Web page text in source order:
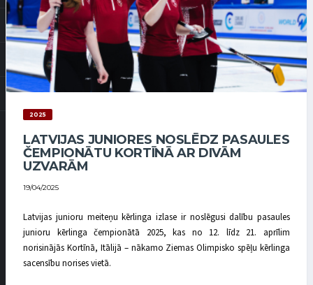
2025
LATVIJAS JUNIORES NOSLĒDZ PASAULES
ČEMPIONĀTU KORTĪNĀ AR DIVĀM
UZVARĀM
19/04/2025
Latvijas junioru meiteņu kērlinga izlase ir noslēgusi dalību pasaules
junioru kērlinga čempionātā 2025, kas no 12. līdz 21. aprīlim
norisinājās Kortīnā, Itālijā – nākamo Ziemas Olimpisko spēļu kērlinga
sacensību norises vietā.